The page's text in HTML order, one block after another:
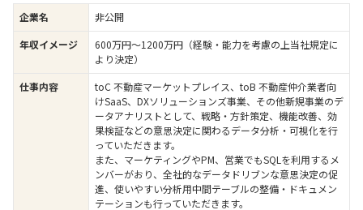
企業名
非公開
年収イメージ
600万円〜1200万円（経験・能力を考慮の上当社規定に
より決定）
仕事内容
toC 不動産マーケットプレイス、toB 不動産仲介業者向
けSaaS、DXソリューションズ事業、その他新規事業のデ
ータアナリストとして、戦略・方針策定、機能改善、効
果検証などの意思決定に関わるデータ分析・可視化を行
っていただきます。
また、マーケティングやPM、営業でもSQLを利用するメ
ンバーがおり、全社的なデータドリブンな意思決定の促
進、使いやすい分析用中間テーブルの整備・ドキュメン
テーションも行っていただきます。